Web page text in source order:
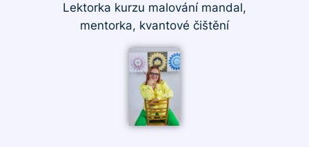
Lektorka kurzu malování mandal,
mentorka, kvantové čištění